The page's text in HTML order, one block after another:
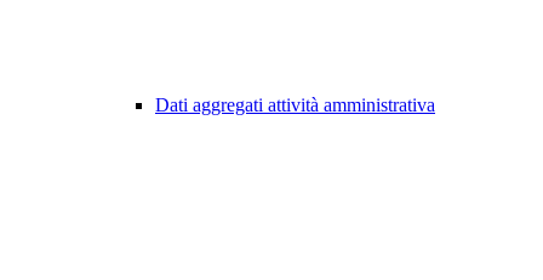
Dati aggregati attività amministrativa